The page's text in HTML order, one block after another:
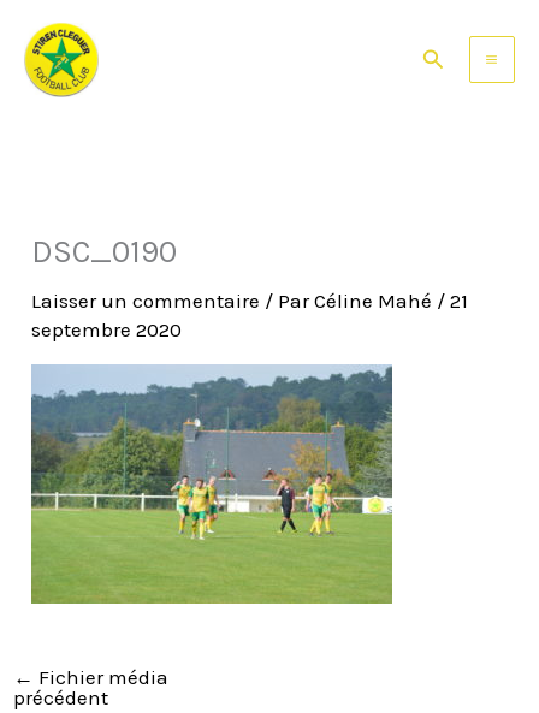
contenu
Rechercher
DSC_0190
Laisser un commentaire / ParCéline Mahé /21
septembre 2020
← Fichier média
précédent